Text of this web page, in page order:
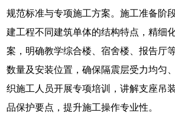
规范标准与专项施工方案。施工准备阶
建工程不同建筑单体的结构特点，精细
案，明确教学综合楼、宿舍楼、报告厅
数量及安装位置，确保隔震层受力均匀
织施工人员开展专项培训，讲解支座吊
品保护要点，提升施工操作专业性。